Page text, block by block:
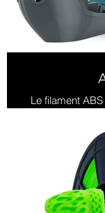
Le filament
est robuste et